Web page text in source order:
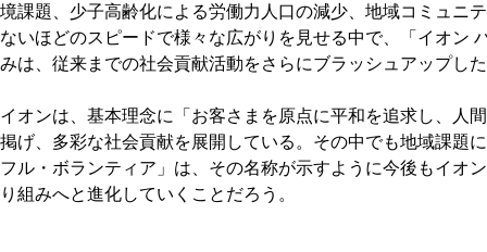
境課題、少子高齢化による労働力人口の減少、地域コミュニ
ないほどのスピードで様々な広がりを見せる中で、「イオン
みは、従来までの社会貢献活動をさらにブラッシュアップし
イオンは、基本理念に「お客さまを原点に平和を追求し、人
掲げ、多彩な社会貢献を展開している。その中でも地域課題
フル・ボランティア」は、その名称が示すように今後もイオ
り組みへと進化していくことだろう。